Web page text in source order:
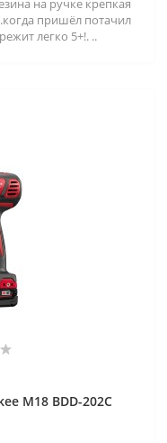
на ручке крепкая
пришёл потачил
легко 5+!. ..
M18 BDD-202C